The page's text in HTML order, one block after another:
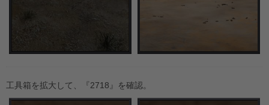
工具箱を拡大して、『2718』を確認。